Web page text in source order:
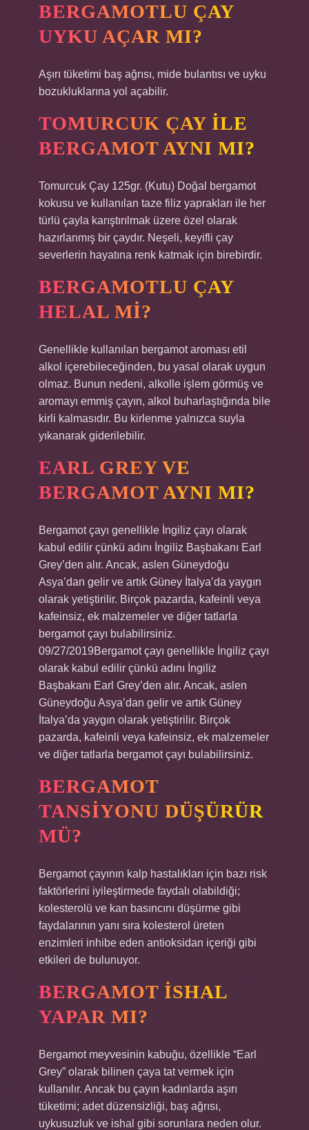
BERGAMOTLU ÇAY
UYKU AÇAR MI?
Aşırı tüketimi baş ağrısı, mide bulantısı ve uyku
bozukluklarına yol açabilir.
TOMURCUK ÇAY ILE
BERGAMOT AYNI MI?
Tomurcuk Çay 125gr. (Kutu) Doğal bergamot
kokusu ve kullanılan taze filiz yaprakları ile her
türlü çayla karıştırılmak üzere özel olarak
hazırlanmış bir çaydır. Neşeli, keyifli çay
severlerin hayatına renk katmak için birebirdir.
BERGAMOTLU ÇAY
HELAL MI?
Genellikle kullanılan bergamot aroması etil
alkol içerebileceğinden, bu yasal olarak uygun
olmaz. Bunun nedeni, alkolle işlem görmüş ve
aromayı emmiş çayın, alkol buharlaştığında bile
kirli kalmasıdır. Bu kirlenme yalnızca suyla
yıkanarak giderilebilir.
EARL GREY VE
BERGAMOT AYNI MI?
Bergamot çayı genellikle İngiliz çayı olarak
kabul edilir çünkü adını İngiliz Başbakanı Earl
Grey’den alır. Ancak, aslen Güneydoğu
Asya’dan gelir ve artık Güney İtalya’da yaygın
olarak yetiştirilir. Birçok pazarda, kafeinli veya
kafeinsiz, ek malzemeler ve diğer tatlarla
bergamot çayı bulabilirsiniz.
09/27/2019Bergamot çayı genellikle İngiliz çayı
olarak kabul edilir çünkü adını İngiliz
Başbakanı Earl Grey’den alır. Ancak, aslen
Güneydoğu Asya’dan gelir ve artık Güney
İtalya’da yaygın olarak yetiştirilir. Birçok
pazarda, kafeinli veya kafeinsiz, ek malzemeler
ve diğer tatlarla bergamot çayı bulabilirsiniz.
BERGAMOT
TANSIYONU DÜŞÜRÜR
MÜ?
Bergamot çayının kalp hastalıkları için bazı risk
faktörlerini iyileştirmede faydalı olabildiği;
kolesterolü ve kan basıncını düşürme gibi
faydalarının yanı sıra kolesterol üreten
enzimleri inhibe eden antioksidan içeriği gibi
etkileri de bulunuyor.
BERGAMOT ISHAL
YAPAR MI?
Bergamot meyvesinin kabuğu, özellikle “Earl
Grey” olarak bilinen çaya tat vermek için
kullanılır. Ancak bu çayın kadınlarda aşırı
tüketimi; adet düzensizliği, baş ağrısı,
uykusuzluk ve ishal gibi sorunlara neden olur.